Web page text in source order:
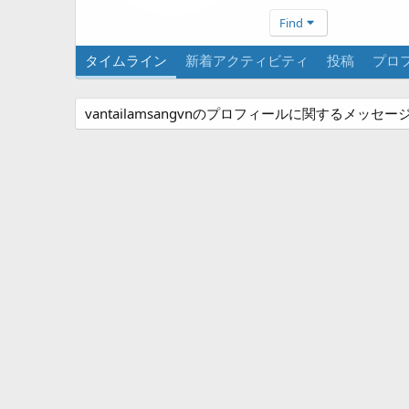
Find
タイムライン 新着アクティビティ 投稿 プロ
vantailamsangvnのプロフィールに関するメッセー